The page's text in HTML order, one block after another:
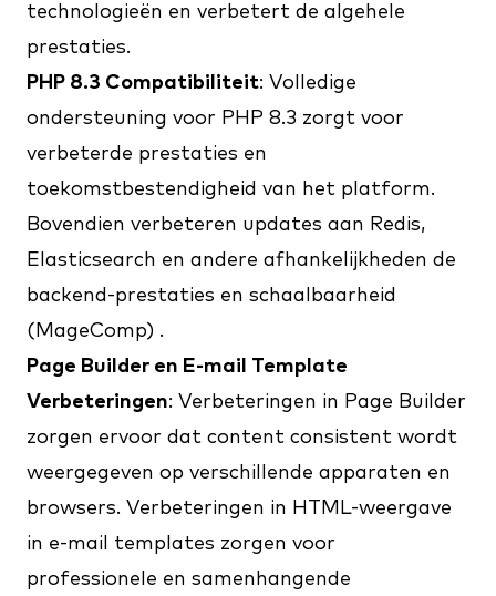
technologieën en verbetert de algehele
prestaties.
PHP 8.3 Compatibiliteit: Volledige
ondersteuning voor PHP 8.3 zorgt voor
verbeterde prestaties en
toekomstbestendigheid van het platform.
Bovendien verbeteren updates aan Redis,
Elasticsearch en andere afhankelijkheden de
backend-prestaties en schaalbaarheid​
( MageComp)​​ .
Page Builder en E-mail Template
Verbeteringen: Verbeteringen in Page Builder
zorgen ervoor dat content consistent wordt
weergegeven op verschillende apparaten en
browsers. Verbeteringen in HTML-weergave
in e-mail templates zorgen voor
professionele en samenhangende